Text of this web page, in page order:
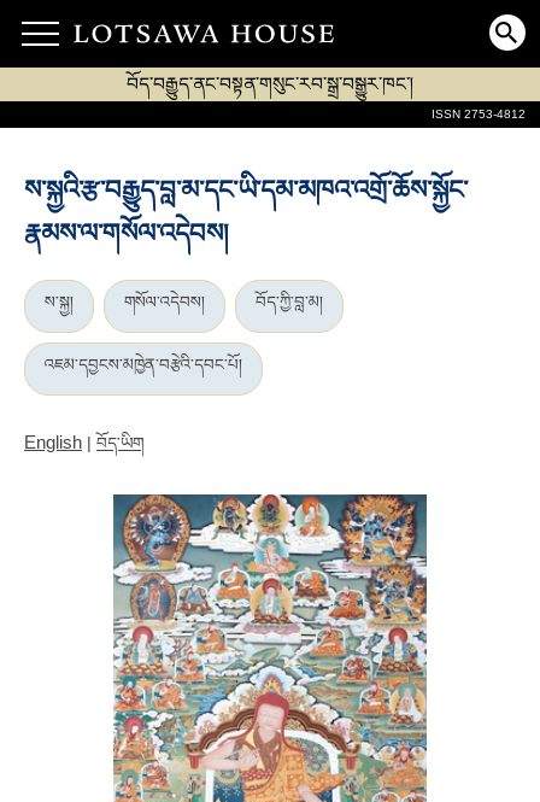
བོད་བརྒྱུད་ནང་བསྟན་གསུང་རབ་སྒྲ་བསྒྱུར་ཁང་།
ISSN 2753-4812
ས་སྐྱའི་རྩ་བརྒྱུད་བླ་མ་དང་ཡི་དམ་མཁའ་འགྲོ་ཆོས་སྐྱོང་
རྣམས་ལ་གསོལ་འདེབས།
ས་སྐྱ། གསོལ་འདེབས། བོད་ཀྱི་བླ་མ།
འཇམ་དབྱངས་མཁྱེན་བརྩེའི་དབང་པོ།
English | བོད་ཡིག